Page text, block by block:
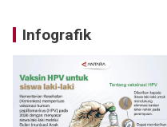
Infografik